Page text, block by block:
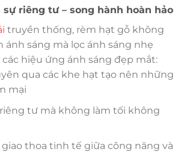
sự riêng tư – song hành hoàn hảo
truyền thống, rèm hạt gỗ không
ánh sáng mà lọc ánh sáng nhẹ
hiệu ứng ánh sáng đẹp mắt:
qua các khe hạt tạo nên những
mại
tư mà không làm tối không
thoa tinh tế giữa công năng và